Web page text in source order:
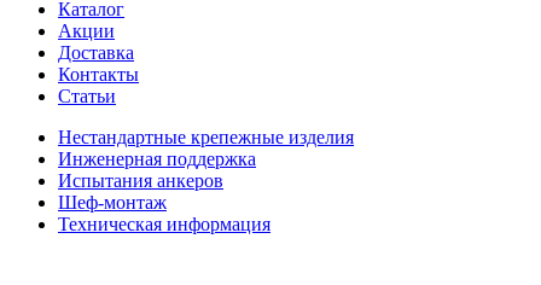
Каталог
Акции
Доставка
Контакты
Статьи
Нестандартные крепежные изделия
Инженерная поддержка
Испытания анкеров
Шеф-монтаж
Техническая информация